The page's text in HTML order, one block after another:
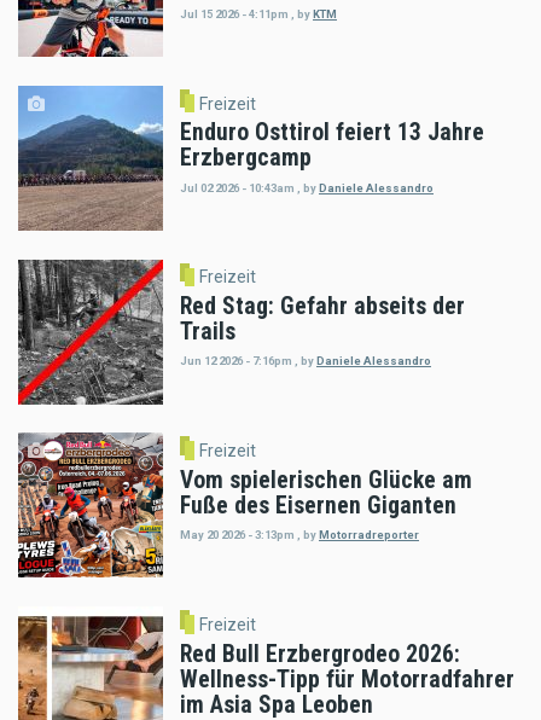
Jul 15 2026 - 4:11pm byKTM
Freizeit
Enduro Osttirol feiert 13 Jahre
Erzbergcamp
Jul 02 2026 - 10:43am byDaniele Alessandro
Freizeit
Red Stag: Gefahr abseits der
Trails
Jun 12 2026 - 7:16pm , by Daniele Alessandro
Freizeit
Vom spielerischen Glücke am
Fuße des Eisernen Giganten
May 20 2026 - 3:13pm byMotorradreporter
Freizeit
Red Bull Erzbergrodeo 2026:
Wellness-Tipp für Motorradfahrer
im Asia Spa Leoben